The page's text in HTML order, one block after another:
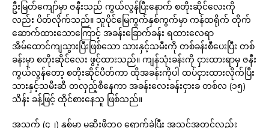
ဦးမြတ်ကျော်မှာ ဇနီးသည် ကွယ်လွန်ပြီးနောက် စတိုးဆိုင်လေးကို
လည်း ပိတ်လိုက်သည်။ သူပိုင်မြေကွက်နှစ်ကွက်မှာ ကန်ထရိုက် တိုက်
ဆောက်ထားသောကြောင့် အခန်းခြောက်ခန်း ရထားလေရာ
အိမ်ထောင်ကျသွားပြီးဖြစ်သော သားနှင့်သမီးကို တစ်ခန်းစီပေးပြီး တစ်
ခန်းမှာ စတိုးဆိုင်လေး ဖွင့်ထားသည်။ ကျန်သုံးခန်းကို ငှားထားရာမှ ဇနီး
ကွယ်လွန်တော့ စတိုးဆိုင်ပိတ်ကာ ထိုအခန်းကိုပါ ထပ်ငှားထားလိုက်ပြီး
သားနှင့်သမီးဆီ တလှည့်စီနေကာ အခန်းလေးခန်းငှားခ တစ်လ (၁၅)
သိန်း ခန့်ဖြင့် ထိုင်စားနေသူ ဖြစ်သည်။
အသက် (၄၂) နှစ်မှာ မုဆိုးဖိုဘဝ ရောက်ခဲ့ပြီး အသင့်အတင့်လည်း